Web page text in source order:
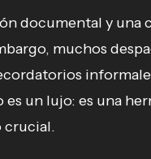
documental y una
muchos
es un lujo: es una
crucial.